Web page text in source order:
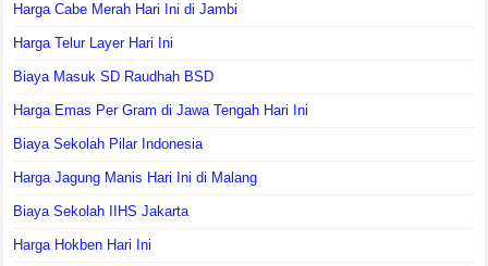
Harga Cabe Merah Hari Ini di Jambi
Harga Telur Layer Hari Ini
Biaya Masuk SD Raudhah BSD
Harga Emas Per Gram di Jawa Tengah Hari Ini
Biaya Sekolah Pilar Indonesia
Harga Jagung Manis Hari Ini di Malang
Biaya Sekolah IIHS Jakarta
Harga Hokben Hari Ini